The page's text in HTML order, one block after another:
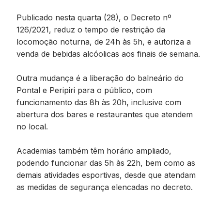
Publicado nesta quarta (28), o Decreto nº
126/2021, reduz o tempo de restrição da
locomoção noturna, de 24h às 5h, e autoriza a
venda de bebidas alcóolicas aos finais de semana.
Outra mudança é a liberação do balneário do
Pontal e Peripiri para o público, com
funcionamento das 8h às 20h, inclusive com
abertura dos bares e restaurantes que atendem
no local.
Academias também têm horário ampliado,
podendo funcionar das 5h às 22h, bem como as
demais atividades esportivas, desde que atendam
as medidas de segurança elencadas no decreto.